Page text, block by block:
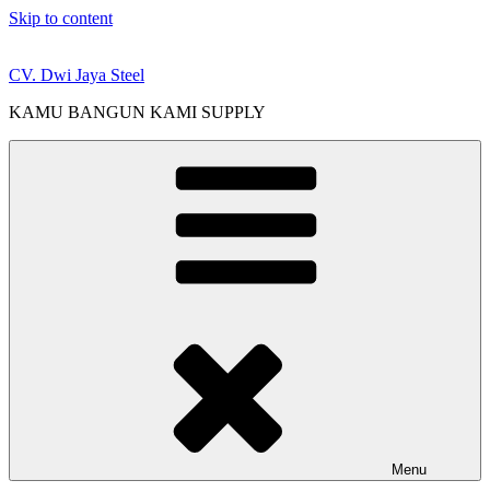
Skip to content
CV. Dwi Jaya Steel
KAMU BANGUN KAMI SUPPLY
Menu